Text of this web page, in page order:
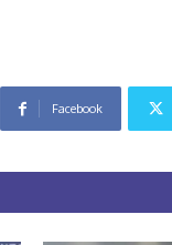
Facebook